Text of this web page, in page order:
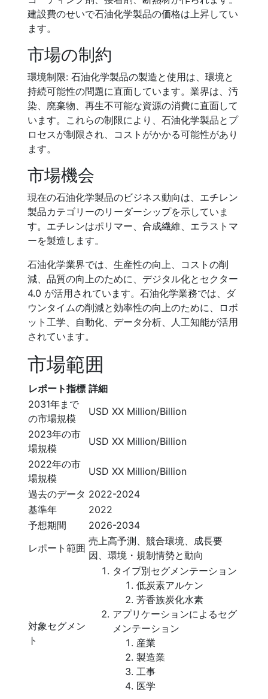
建設費のせいで石油化学製品の価格は上昇してい
ます。
市場の制約
環境制限: 石油化学製品の製造と使用は、環境と
持続可能性の問題に直面しています。業界は、汚
染、廃棄物、再生不可能な資源の消費に直面して
います。これらの制限により、石油化学製品とプ
ロセスが制限され、コストがかかる可能性があり
ます。
市場機会
現在の石油化学製品のビジネス動向は、エチレン
製品カテゴリーのリーダーシップを示していま
す。エチレンはポリマー、合成繊維、エラストマ
ーを製造します。
石油化学業界では、生産性の向上、コストの削
減、品質の向上のために、デジタル化とセクター
4.0 が活用されています。石油化学業務では、ダ
ウンタイムの削減と効率性の向上のために、ロボ
ット工学、自動化、データ分析、人工知能が活用
されています。
市場範囲
レポート指標 詳細
2031年まで
の市場規模
USD XX Million/Billion
2023年の市
場規模
USD XX Million/Billion
2022年の市
場規模
USD XX Million/Billion
過去のデータ 2022-2024
基準年
2022
予想期間
2026-2034
レポート範囲
売上高予測、競合環境、成長要
因、環境・規制情勢と動向
対象セグメン
ト
タイプ別セグメンテーション
低炭素アルケン
芳香族炭化水素
アプリケーションによるセグ
メンテーション
産業
製造業
工事
医学